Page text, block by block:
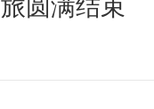
圆满结束